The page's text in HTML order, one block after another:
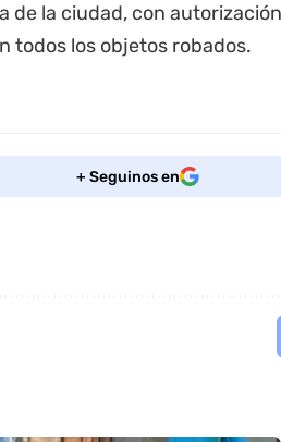
de la ciudad, con
todos los objetos robados.
+ Seguinos en